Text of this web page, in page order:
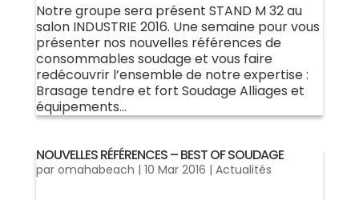
Notre groupe sera présent STAND M 32 au
salon INDUSTRIE 2016. Une semaine pour vous
présenter nos nouvelles références de
consommables soudage et vous faire
redécouvrir l’ensemble de notre expertise :
Brasage tendre et fort Soudage Alliages et
équipements...
NOUVELLES RÉFÉRENCES – BEST OF SOUDAGE
par omahabeach | 10 Mar 2016 | Actualités